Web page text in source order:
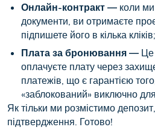
Онлайн-контракт — коли
документи, ви отримаєте
підпишете його в кілька кліків;
Плата за бронювання — Це
оплачуєте плату через
платежів, що є гарантією
«заблокований» виключно
Як тільки ми розмістимо
підтвердження. Готово!